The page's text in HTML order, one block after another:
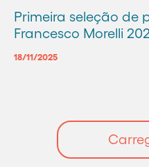
Primeira seleção de
Francesco Morelli
18/11/2025